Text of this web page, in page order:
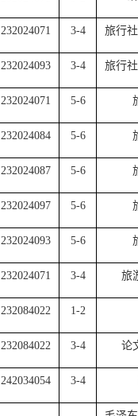
232024071 3-4 旅行
232024093 3-4 旅行
232024071 5-6
232024084 5-6
232024087 5-6
232024097 5-6
232024093 5-6
232024071 3-4 旅
232084022 1-2
232084022 3-4 论
242034054 3-4